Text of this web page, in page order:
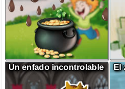
Un enfado incontrolable El